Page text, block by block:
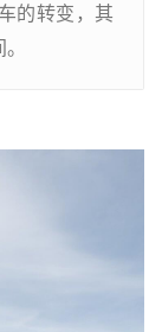
的转变，其